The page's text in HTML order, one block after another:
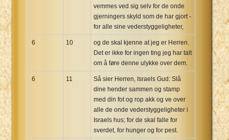
vemmes ved sig selv for de onde
gjerningers skyld som de har gjort -
for alle sine vederstyggeligheter,
6 10
og de skal kjenne at jeg er Herren.
Det er ikke for ingen ting jeg har talt
om å føre denne ulykke over dem.
6 11
Så sier Herren, Israels Gud: Slå
dine hender sammen og stamp
med din fot og rop akk og ve over
alle de onde vederstyggeligheter i
Israels hus; for de skal falle for
sverdet, for hunger og for pest.